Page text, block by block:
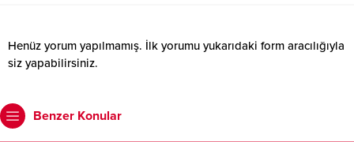
Henüz yorum yapılmamış. İlk yorumu yukarıdaki form aracılığıyla
siz yapabilirsiniz.
Benzer Konular